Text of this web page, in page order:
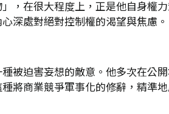
，在很大程度上，正是他自身權
深處對絕對控制權的渴望與焦慮。
被迫害妄想的敵意。他多次在公
將商業競爭軍事化的修辭，精準